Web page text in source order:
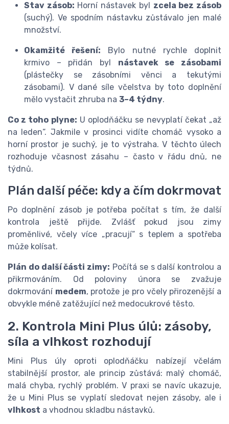
Stav zásob: Horní nástavek byl zcela bez zásob
(suchý). Ve spodním nástavku zůstávalo jen malé
množství.
Okamžité řešení: Bylo nutné rychle doplnit
krmivo – přidán byl nástavek se zásobami
(plástečky se zásobními věnci a tekutými
zásobami). V dané síle včelstva by toto doplnění
mělo vystačit zhruba na 3–4 týdny.
Co z toho plyne: U oplodňáčku se nevyplatí čekat „až
na leden“. Jakmile v prosinci vidíte chomáč vysoko a
horní prostor je suchý, je to výstraha. V těchto úlech
rozhoduje včasnost zásahu – často v řádu dnů, ne
týdnů.
Plán další péče: kdy a čím dokrmovat
Po doplnění zásob je potřeba počítat s tím, že další
kontrola ještě přijde. Zvlášť pokud jsou zimy
proměnlivé, včely více „pracují“ s teplem a spotřeba
může kolísat.
Plán do další části zimy: Počítá se s další kontrolou a
přikrmováním. Od poloviny února se zvažuje
dokrmování medem, protože je pro včely přirozenější a
obvykle méně zatěžující než medocukrové těsto.
2. Kontrola Mini Plus úlů: zásoby,
síla a vlhkost rozhodují
Mini Plus úly oproti oplodňáčku nabízejí včelám
stabilnější prostor, ale princip zůstává: malý chomáč,
malá chyba, rychlý problém. V praxi se navíc ukazuje,
že u Mini Plus se vyplatí sledovat nejen zásoby, ale i
vlhkost a vhodnou skladbu nástavků.